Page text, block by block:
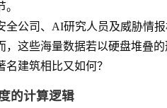
全公司、AI研究人员及威胁情
，这些海量数据若以硬盘堆叠
建筑相比又如何？
的计算逻辑